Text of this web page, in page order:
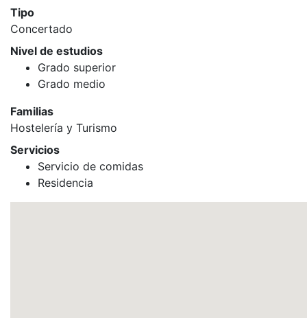
Tipo
Concertado
Nivel de estudios
Grado superior
Grado medio
Familias
Hostelería y Turismo
Servicios
Servicio de comidas
Residencia